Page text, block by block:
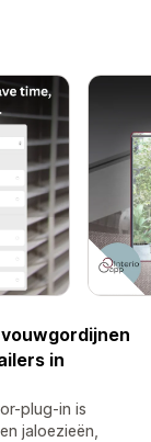
in
plug-in is
jaloezieën,